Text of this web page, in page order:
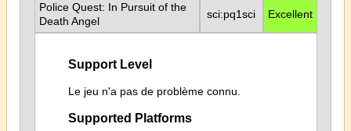
Police Quest: In Pursuit of the
Death Angel
sci:pq1sci Excellent
Support Level
Le jeu n'a pas de problème connu.
Supported Platforms